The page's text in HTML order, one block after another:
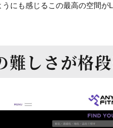
にも感じるこの最高の空間が
難しさが格